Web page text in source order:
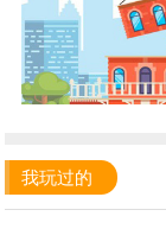
我玩过的